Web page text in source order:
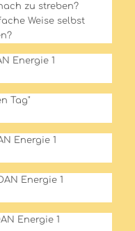
zu streben?
Weise selbst
Energie 1
Tag"
Energie 1
Energie 1
Energie 1